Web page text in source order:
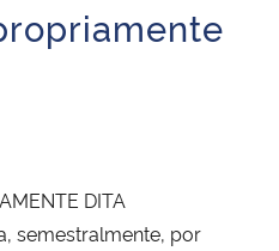
DITA
semestralmente, por